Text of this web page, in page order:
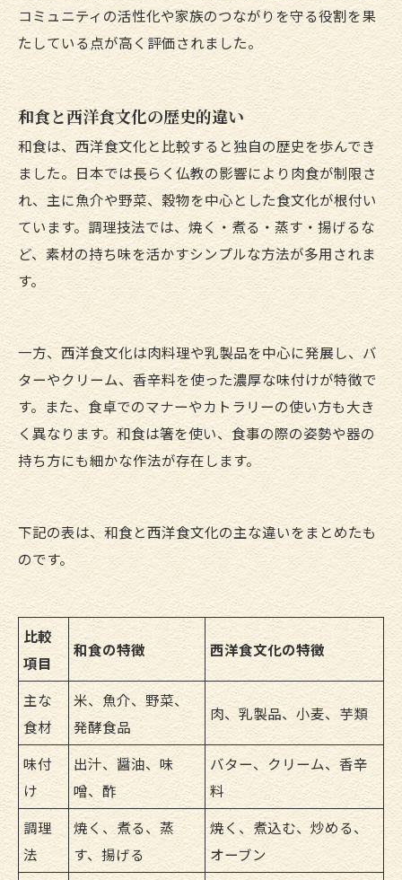
コミュニティの活性化や家族のつながりを守る役割を果
たしている点が高く評価されました。
和食と西洋食文化の歴史的違い
和食は、西洋食文化と比較すると独自の歴史を歩んでき
ました。日本では長らく仏教の影響により肉食が制限さ
れ、主に魚介や野菜、穀物を中心とした食文化が根付い
ています。調理技法では、焼く・煮る・蒸す・揚げるな
ど、素材の持ち味を活かすシンプルな方法が多用されま
す。
一方、西洋食文化は肉料理や乳製品を中心に発展し、バ
ターやクリーム、香辛料を使った濃厚な味付けが特徴で
す。また、食卓でのマナーやカトラリーの使い方も大き
く異なります。和食は箸を使い、食事の際の姿勢や器の
持ち方にも細かな作法が存在します。
下記の表は、和食と西洋食文化の主な違いをまとめたも
のです。
比較
項目
和食の特徴 西洋食文化の特徴
主な
食材
米、魚介、野菜、
発酵食品
肉、乳製品、小麦、芋類
味付
け
出汁、醤油、味
噌、酢
バター、クリーム、香辛
料
調理
法
焼く、煮る、蒸
す、揚げる
焼く、煮込む、炒める、
オーブン